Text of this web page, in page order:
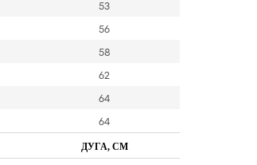
53
56
58
62
64
64
ДУГА, СМ